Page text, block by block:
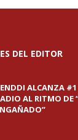
DEL EDITOR
ALCANZA #1
AL RITMO DE